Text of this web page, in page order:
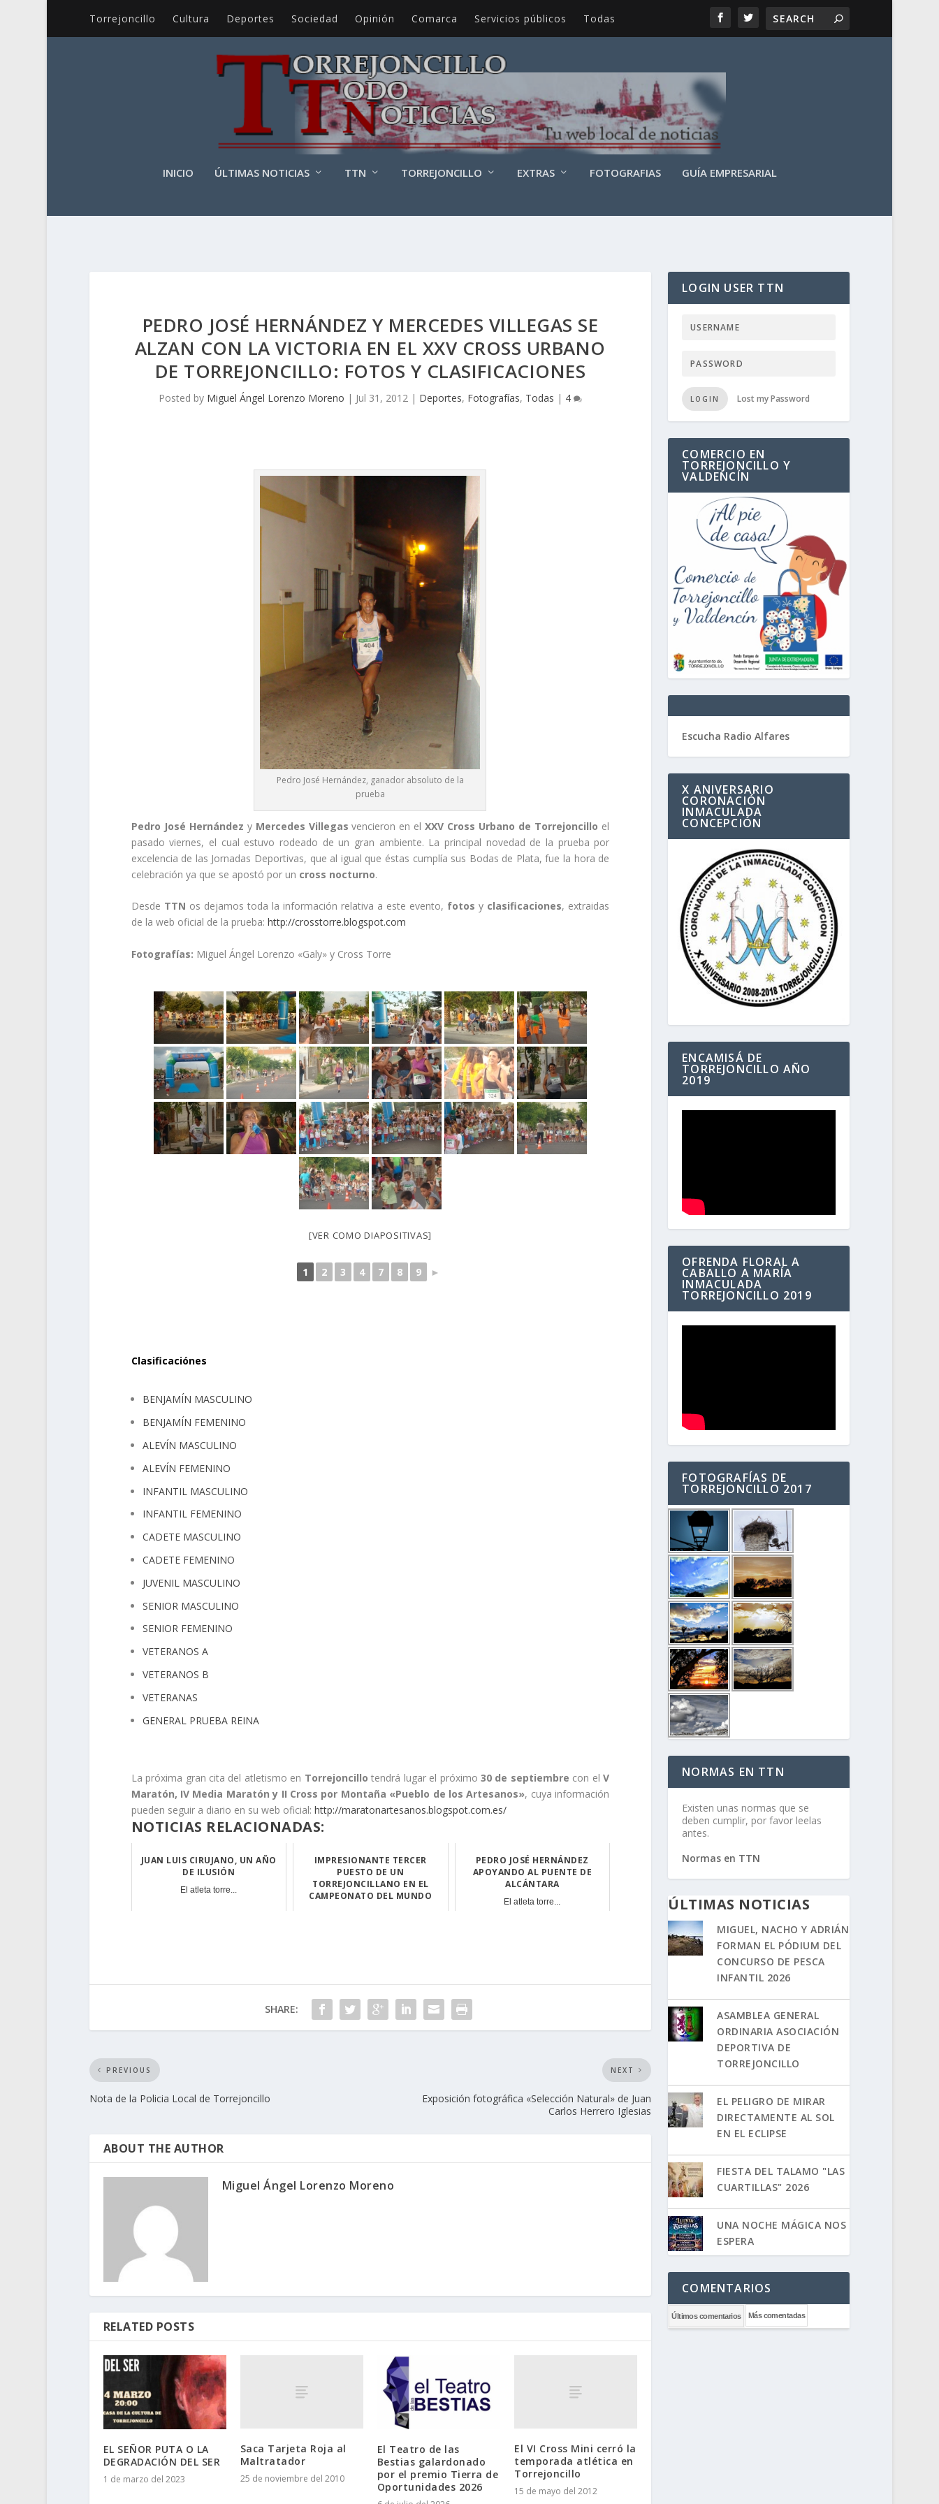
Torrejoncillo Cultura Deportes Sociedad Opinión Comarca Servicios públicos Todas
INICIO ÚLTIMAS NOTICIAS TTN TORREJONCILLO EXTRAS FOTOGRAFIAS GUÍA EMPRESARIAL
PEDRO JOSÉ HERNÁNDEZ Y MERCEDES VILLEGAS SE
ALZAN CON LA VICTORIA EN EL XXV CROSS URBANO
DE TORREJONCILLO: FOTOS Y CLASIFICACIONES
Posted by Miguel Ángel Lorenzo Moreno | Jul 31, 2012| Deportes, Fotografías, Todas | 4
Pedro José Hernández, ganador absoluto de la
prueba
Pedro José Hernández yMercedes Villegas vencieron en elXXV Cross Urbano de Torrejoncillo el
pasado viernes, el cual estuvo rodeado de un gran ambiente. La principal novedad de la prueba por
excelencia de las Jornadas Deportivas, que al igual que éstas cumplía sus Bodas de Plata, fue la hora de
celebración ya que se apostó por un cross nocturno.
Desde TTN os dejamos toda la información relativa a este evento, fotos y clasificaciones, extraidas
de la web oficial de la prueba: http://crosstorre.blogspot.com
Fotografías: Miguel Ángel Lorenzo «Galy» y Cross Torre
[VER COMO DIAPOSITIVAS]
1 2 3 4 7 8 9 ►
Clasificaciónes
BENJAMÍN MASCULINO
BENJAMÍN FEMENINO
ALEVÍN MASCULINO
ALEVÍN FEMENINO
INFANTIL MASCULINO
INFANTIL FEMENINO
CADETE MASCULINO
CADETE FEMENINO
JUVENIL MASCULINO
SENIOR MASCULINO
SENIOR FEMENINO
VETERANOS A
VETERANOS B
VETERANAS
GENERAL PRUEBA REINA
La próxima gran cita del atletismo en Torrejoncillo tendrá lugar el próximo 30 de septiembre con elV
Maratón, IV Media Maratón y II Cross por Montaña «Pueblo de los Artesanos», cuya información
pueden seguir a diario en su web oficial: http://maratonartesanos.blogspot.com.es/
NOTICIAS RELACIONADAS:
JUAN LUIS CIRUJANO, UN AÑO
DE ILUSIÓN
El atleta torre...
IMPRESIONANTE TERCER
PUESTO DE UN
TORREJONCILLANO EN EL
CAMPEONATO DEL MUNDO
PEDRO JOSÉ HERNÁNDEZ
APOYANDO AL PUENTE DE
ALCÁNTARA
El atleta torre...
SHARE:
PREVIOUS
Nota de la Policia Local de Torrejoncillo
NEXT
Exposición fotográfica «Selección Natural» de Juan
Carlos Herrero Iglesias
ABOUT THE AUTHOR
Miguel Ángel Lorenzo Moreno
RELATED POSTS
EL SEÑOR PUTA O LA
DEGRADACIÓN DEL SER
1 de marzo del 2023
Saca Tarjeta Roja al
Maltratador
25 de noviembre del 2010
El Teatro de las
Bestias galardonado
por el premio Tierra de
Oportunidades 2026
El VI Cross Mini cerró la
temporada atlética en
15 de mayo del 2012
LOGIN USER TTN
LOGIN Lost my Password
COMERCIO EN
TORREJONCILLO Y
VALDENCÍN
Escucha Radio Alfares
X ANIVERSARIO
CORONACIÓN
INMACULADA
CONCEPCIÓN
ENCAMISÁ DE
TORREJONCILLO AÑO
2019
OFRENDA FLORAL A
CABALLO A MARÍA
INMACULADA
TORREJONCILLO 2019
FOTOGRAFÍAS DE
TORREJONCILLO 2017
NORMAS EN TTN
Existen unas normas que se
deben cumplir, por favor leelas
antes.
Normas en TTN
ÚLTIMAS NOTICIAS
MIGUEL, NACHO Y ADRIÁN
FORMAN EL PÓDIUM DEL
CONCURSO DE PESCA
INFANTIL 2026
ASAMBLEA GENERAL
ORDINARIA ASOCIACIÓN
DEPORTIVA DE
TORREJONCILLO
EL PELIGRO DE MIRAR
DIRECTAMENTE AL SOL
EN EL ECLIPSE
FIESTA DEL TALAMO "LAS
CUARTILLAS" 2026
UNA NOCHE MÁGICA NOS
ESPERA
COMENTARIOS
Últimos comentarios Más comentadas